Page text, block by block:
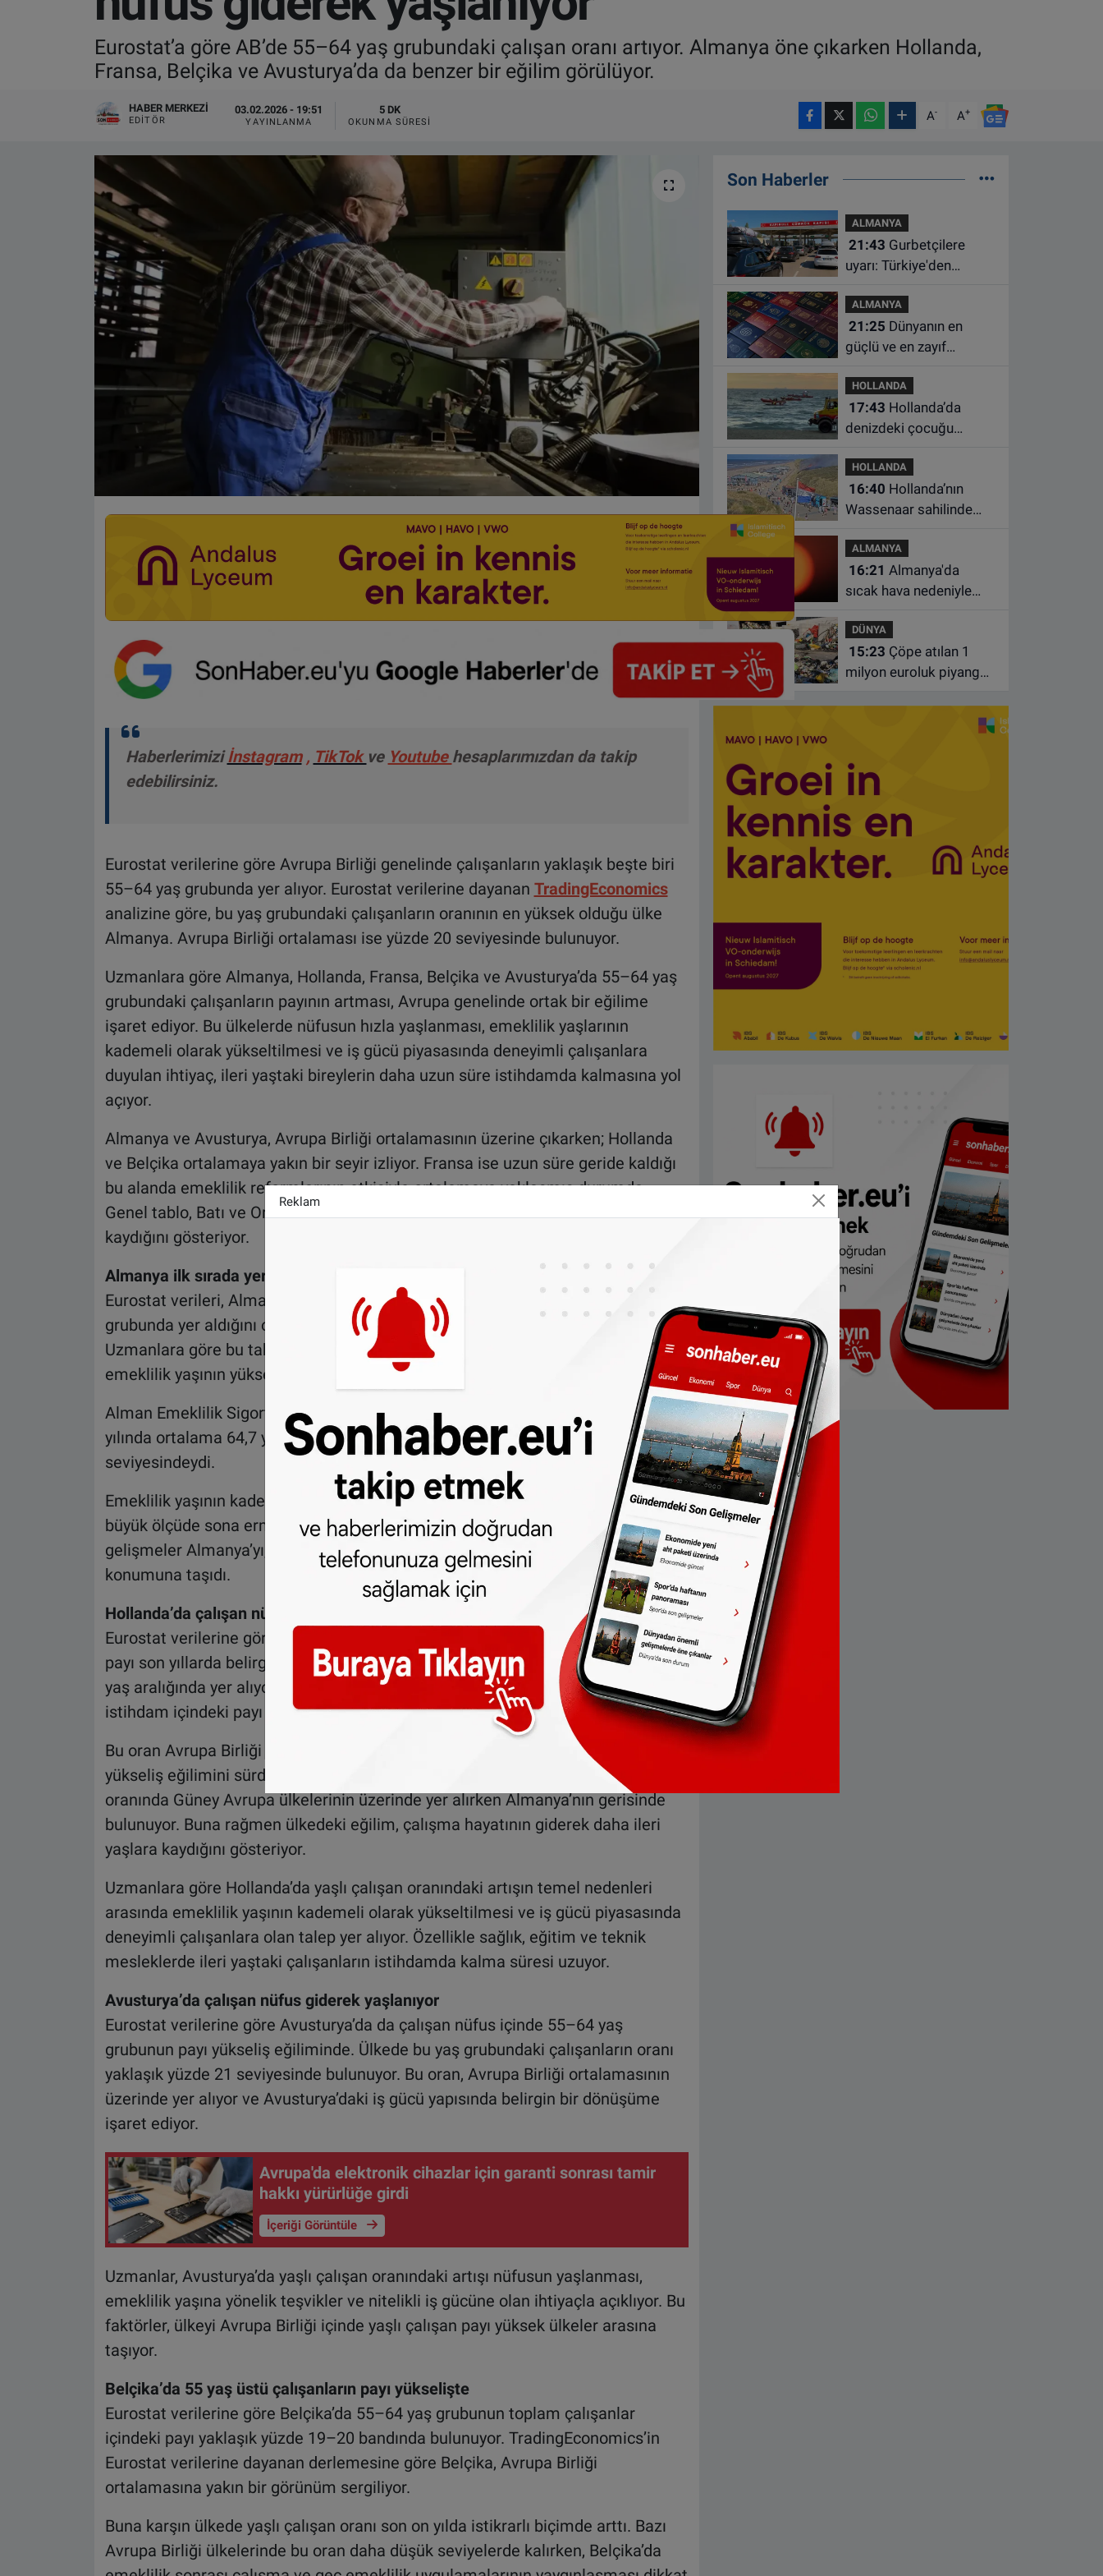
Eurostat’a göre AB’de 55–64 yaş grubundaki çalışan oranı artıyor. Almanya öne çıkarken Hollanda,
Fransa, Belçika ve Avusturya’da da benzer bir eğilim görülüyor.
HABER MERKEZI
EDITÖR
03.02.2026 - 19:51
YAYINLANMA
5 DK
OKUNMA SÜRESI A- A+
Haberlerimizi İnstagram , TikTok ve Youtube hesaplarımızdan da takip
edebilirsiniz.
Eurostat verilerine göre Avrupa Birliği genelinde çalışanların yaklaşık beşte biri
55–64 yaş grubunda yer alıyor. Eurostat verilerine dayanan TradingEconomics
analizine göre, bu yaş grubundaki çalışanların oranının en yüksek olduğu ülke
Almanya. Avrupa Birliği ortalaması ise yüzde 20 seviyesinde bulunuyor.
Uzmanlara göre Almanya, Hollanda, Fransa, Belçika ve Avusturya’da 55–64 yaş
grubundaki çalışanların payının artması, Avrupa genelinde ortak bir eğilime
işaret ediyor. Bu ülkelerde nüfusun hızla yaşlanması, emeklilik yaşlarının
kademeli olarak yükseltilmesi ve iş gücü piyasasında deneyimli çalışanlara
duyulan ihtiyaç, ileri yaştaki bireylerin daha uzun süre istihdamda kalmasına yol
açıyor.
Almanya ve Avusturya, Avrupa Birliği ortalamasının üzerine çıkarken; Hollanda
ve Belçika ortalamaya yakın bir seyir izliyor. Fransa ise uzun süre geride kaldığı
bu alanda emeklilik reformlarının etkisiyle ortalamaya yaklaşmış durumda.
Genel tablo, Batı ve Orta Avrupa’da çalışma hayatının giderek daha ileri yaşlara
kaydığını gösteriyor.
Almanya ilk sırada yer alıyor
Eurostat verileri, Almanya’da çalışanların yaklaşık dörtte birinin 55–64 yaş
grubunda yer aldığını ortaya koyuyor. Bu oran yüzde 24’e denk geliyor.
Uzmanlara göre bu tablonun temel nedenleri arasında nüfusun yaşlanması ve
emeklilik yaşının yükseltilmesi bulunuyor.
Alman Emeklilik Sigortası verilerine göre Almanya’da kadınlar ve erkekler 2024
yılında ortalama 64,7 yaşında emekli oldu. Bu yaş, yaklaşık 20 yıl önce 63
seviyesindeydi.
Emeklilik yaşının kademeli olarak artırılması ve erken emeklilik uygulamalarının
büyük ölçüde sona ermesi, çalışma hayatındaki yaş ortalamasını yukarı çekti. Bu
gelişmeler Almanya’yı, Avrupa Birliği içinde en yaşlı çalışan nüfusa sahip ülke
konumuna taşıdı.
Hollanda’da çalışan nüfus hızla yaşlanıyor
Eurostat verilerine göre Hollanda’da çalışan nüfus içinde 55–64 yaş grubunun
payı son yıllarda belirgin biçimde arttı. Ülkede çalışanların yaklaşık beşte biri bu
yaş aralığında yer alıyor. Hollanda’da 55–64 yaş grubundaki çalışanların toplam
istihdam içindeki payı yüzde 20 civarında seyrediyor.
Bu oran Avrupa Birliği ortalamasına yakın olmakla birlikte, önceki yıllara kıyasla
yükseliş eğilimini sürdürüyor. Karşılaştırmalı verilere göre Hollanda, yaşlı çalışan
oranında Güney Avrupa ülkelerinin üzerinde yer alırken Almanya’nın gerisinde
bulunuyor. Buna rağmen ülkedeki eğilim, çalışma hayatının giderek daha ileri
yaşlara kaydığını gösteriyor.
Uzmanlara göre Hollanda’da yaşlı çalışan oranındaki artışın temel nedenleri
arasında emeklilik yaşının kademeli olarak yükseltilmesi ve iş gücü piyasasında
deneyimli çalışanlara olan talep yer alıyor. Özellikle sağlık, eğitim ve teknik
mesleklerde ileri yaştaki çalışanların istihdamda kalma süresi uzuyor.
Avusturya’da çalışan nüfus giderek yaşlanıyor
Eurostat verilerine göre Avusturya’da da çalışan nüfus içinde 55–64 yaş
grubunun payı yükseliş eğiliminde. Ülkede bu yaş grubundaki çalışanların oranı
yaklaşık yüzde 21 seviyesinde bulunuyor. Bu oran, Avrupa Birliği ortalamasının
üzerinde yer alıyor ve Avusturya’daki iş gücü yapısında belirgin bir dönüşüme
işaret ediyor.
Avrupa'da elektronik cihazlar için garanti sonrası tamir
hakkı yürürlüğe girdi
İçeriği Görüntüle
Uzmanlar, Avusturya’da yaşlı çalışan oranındaki artışı nüfusun yaşlanması,
emeklilik yaşına yönelik teşvikler ve nitelikli iş gücüne olan ihtiyaçla açıklıyor. Bu
faktörler, ülkeyi Avrupa Birliği içinde yaşlı çalışan payı yüksek ülkeler arasına
taşıyor.
Belçika’da 55 yaş üstü çalışanların payı yükselişte
Eurostat verilerine göre Belçika’da 55–64 yaş grubunun toplam çalışanlar
içindeki payı yaklaşık yüzde 19–20 bandında bulunuyor. TradingEconomics’in
Eurostat verilerine dayanan derlemesine göre Belçika, Avrupa Birliği
ortalamasına yakın bir görünüm sergiliyor.
Buna karşın ülkede yaşlı çalışan oranı son on yılda istikrarlı biçimde arttı. Bazı
Avrupa Birliği ülkelerinde bu oran daha düşük seviyelerde kalırken, Belçika’da
Son Haberler
ALMANYA
21:43
uyarı: Türkiye'den
geçiş ve trafik
borcunuzu kontrol edin
ALMANYA
21:25
güçlü ve en zayıf
HOLLANDA
17:43
denizdeki çocuğu
kadın hayatını yitirdi
HOLLANDA
16:40
Wassenaar sahilinde
bölgeden tahliye edildi
ALMANYA
16:21
sıcak hava nedeniyle
yaklaştı
DÜNYA
15:23
milyon euroluk piyango
ALGEMENE VOORWAARDEN
CONTACT
Çerez Politikası
Reklam